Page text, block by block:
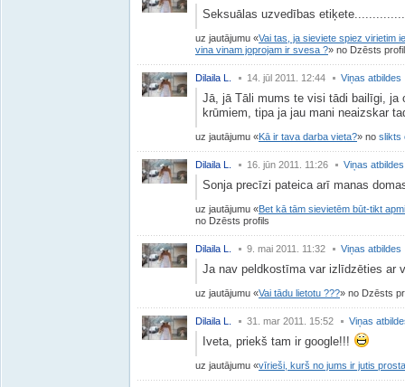
Seksuālas uzvedības
uz jautājumu
Vai tas, ja sieviete spiez virietim
vina vinam joprojam ir svesa ?
no Dzēsts
Dilaila L. 14. jūl 2011. 12:44 Viņas atbildes
Jā, jā Tāli mums te visi tādi bailīgi, ja
krūmiem, tipa ja jau mani neaizskar
uz jautājumu Kā ir tava darba vieta? no slikts
Dilaila L. 16. jūn 2011. 11:26 Viņas atbildes
Sonja precīzi pateica arī manas
uz jautājumu
Bet kā tām sievietēm būt-tikt
no Dzēsts profils
Dilaila L. 9. mai 2011. 11:32 Viņas atbildes
Ja nav peldkostīma var izlīdzēties ar
uz jautājumu Vai tādu lietotu ??? no Dzēsts
Dilaila L. 31. mar 2011. 15:52 Viņas
Iveta, priekš tam ir google!!!
uz jautājumu vīrieši, kurš no jums ir jutis